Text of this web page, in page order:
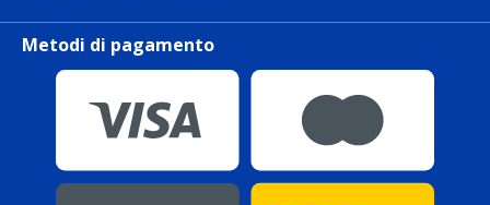
Metodi di pagamento